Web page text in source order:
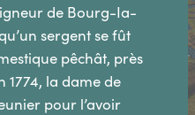
de Bourg-Ia-
sergent se fût
pêchât, près
1774, la dame de
pour l’avoir